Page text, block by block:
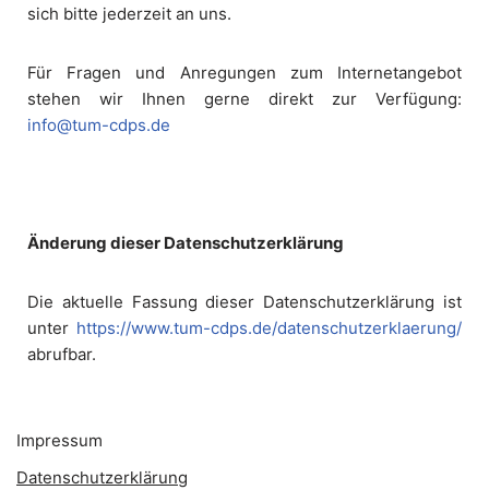
sich bitte jederzeit an uns.
Für Fragen und Anregungen zum Internetangebot
stehen wir Ihnen gerne direkt zur Verfügung:
info@tum-cdps.de
Änderung dieser Datenschutzerklärung
Die aktuelle Fassung dieser Datenschutzerklärung ist
unter https://www.tum-cdps.de/datenschutzerklaerung/
abrufbar.
Impressum
Datenschutzerklärung